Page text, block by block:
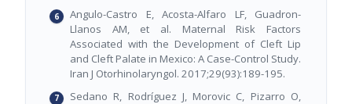
Angulo-Castro E, Acosta-Alfaro LF, Guadron-
Llanos AM, et al. Maternal Risk Factors
Associated with the Development of Cleft Lip
and Cleft Palate in Mexico: A Case-Control Study.
Iran J Otorhinolaryngol. 2017;29(93):189-195.
Sedano R, Rodríguez J, Morovic C, Pizarro O,